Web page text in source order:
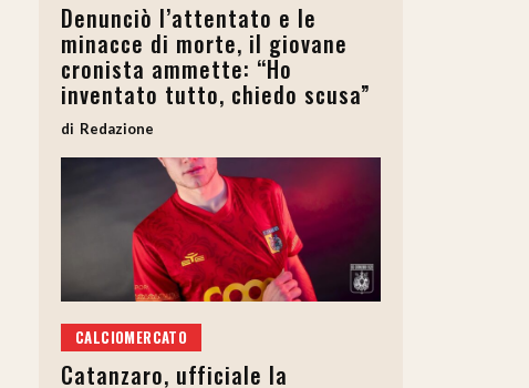
Denunciò l’attentato e le
minacce di morte, il giovane
cronista ammette: “Ho
inventato tutto, chiedo scusa”
Redazione
CALCIOMERCATO
Catanzaro, ufficiale la